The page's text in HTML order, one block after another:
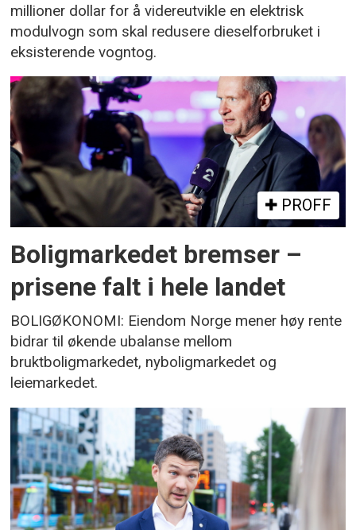
millioner dollar for å videreutvikle en elektrisk
modulvogn som skal redusere dieselforbruket i
eksisterende vogntog.
PROFF
Boligmarkedet bremser –
prisene falt i hele landet
BOLIGØKONOMI: Eiendom Norge mener høy rente
bidrar til økende ubalanse mellom
bruktboligmarkedet, nyboligmarkedet og
leiemarkedet.